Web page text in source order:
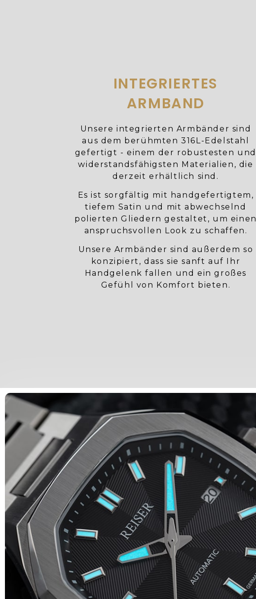
INTEGRIERTES
ARMBAND
Unsere integrierten Armbänder sind
aus dem berühmten 316L-Edelstahl
gefertigt - einem der robustesten und
widerstandsfähigsten Materialien, die
derzeit erhältlich sind.
Es ist sorgfältig mit handgefertigtem,
tiefem Satin und mit abwechselnd
polierten Gliedern gestaltet, um einen
anspruchsvollen Look zu schaffen.
Unsere Armbänder sind außerdem so
konzipiert, dass sie sanft auf Ihr
Handgelenk fallen und ein großes
Gefühl von Komfort bieten.